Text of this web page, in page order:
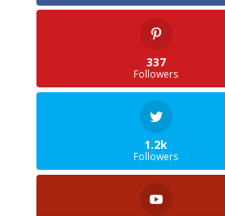
337
Followers
1.2k
Followers